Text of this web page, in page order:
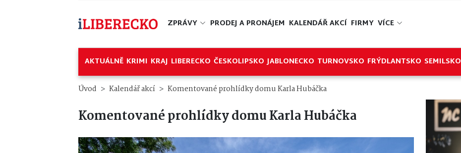
ZPRÁVY PRODEJ A PRONÁJEM KALENDÁŘ AKCÍ FIRMY VÍCE
AKTUÁLNĚ KRIMI KRAJ LIBERECKO ČESKOLIPSKO JABLONECKO TURNOVSKO FRÝDLANTSKO SEMILSKO
Úvod Kalendář akcí Komentované prohlídky domu Karla Hubáčka
Komentované prohlídky domu Karla Hubáčka